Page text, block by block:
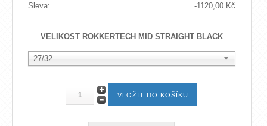
Sleva:
-1120,00 Kč
VELIKOST ROKKERTECH MID STRAIGHT BLACK
27/32